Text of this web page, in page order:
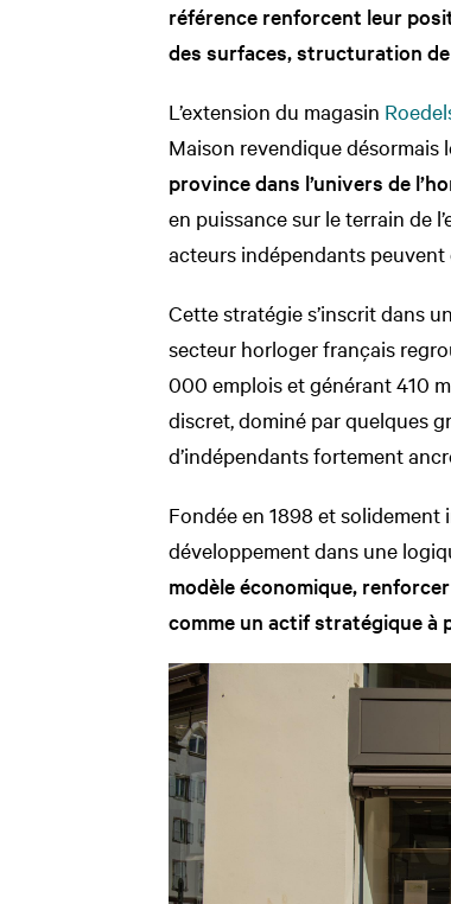
référence renforcent leur
des surfaces, structuration
L’extension du magasin
Maison revendique désormais
province dans l’univers de
en puissance sur le terrain de
acteurs indépendants peuvent
Cette stratégie s’inscrit dans
secteur horloger français
000 emplois et générant 410
discret, dominé par quelques
d’indépendants fortement
Fondée en 1898 et solidement
développement dans une
modèle économique,
comme un actif stratégique à